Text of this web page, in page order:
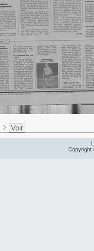
Voir
Copyright